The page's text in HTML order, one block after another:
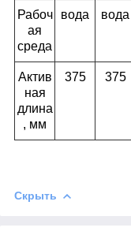
Рабоч
ая
среда
вода вода
Актив
ная
длина
, мм
375 375
Скрыть